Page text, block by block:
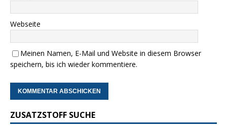
Webseite
Meinen Namen, E-Mail und Website in diesem Browser
speichern, bis ich wieder kommentiere.
ZUSATZSTOFF SUCHE